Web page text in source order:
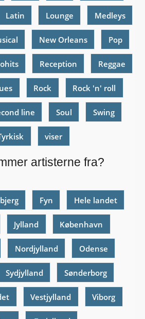
Latin Lounge Medleys
New Orleans Pop
Reception Reggae
Rock Rock 'n' roll
line Soul Swing
viser
artisterne fra?
Fyn Hele landet
Jylland København
Nordjylland Odense
Sydjylland Sønderborg
Vestjylland Viborg